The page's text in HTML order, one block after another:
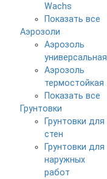
Wachs
Показать все
Аэрозоли
Аэрозоль
универсальная
Аэрозоль
термостойкая
Показать все
Грунтовки
Грунтовки для
стен
Грунтовки для
наружных
работ